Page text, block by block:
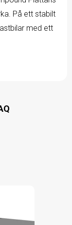
På ett stabilt
med ett